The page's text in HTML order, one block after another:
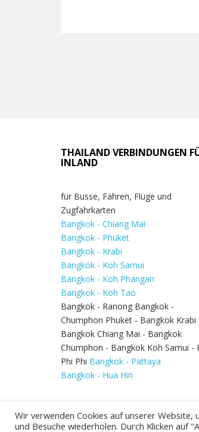
THAILAND VERBINDUNGEN
INLAND
für Busse, Fähren, Flüge und
Zugfahrkarten
Bangkok - Chiang Mai
Bangkok - Phuket
Bangkok - Krabi
Bangkok - Koh Samui
Bangkok - Koh Phangan
Bangkok - Koh Tao
Bangkok - Ranong Bangkok -
Chumphon Phuket - Bangkok Krabi
Bangkok Chiang Mai - Bangkok
Chumphon - Bangkok Koh Samui -
Phi Phi Bangkok - Pattaya
Bangkok - Hua Hin
Wir verwenden Cookies auf unserer
und Besuche wiederholen. Durch Klicken auf